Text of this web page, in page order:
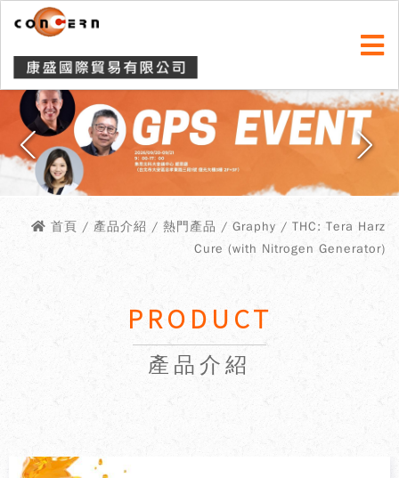
首頁 / 產品介紹 / 熱門產品 / Graphy / THC: Tera Harz
Cure (with Nitrogen Generator)
PRODUCT
產品介紹